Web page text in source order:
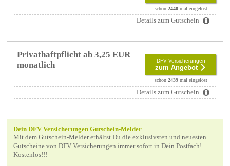
schon 2440mal eingelöst
Details zum Gutschein
Privathaftpflicht ab 3,25 EUR
monatlich
DFV Versicherungen
zum Angebot
schon 2439mal eingelöst
Details zum Gutschein
Dein DFV Versicherungen Gutschein-Melder
Mit dem Gutschein-Melder erhältst Du die exklusivsten und neuesten
Gutscheine von DFV Versicherungen immer sofort in Dein Postfach!
Kostenlos!!!